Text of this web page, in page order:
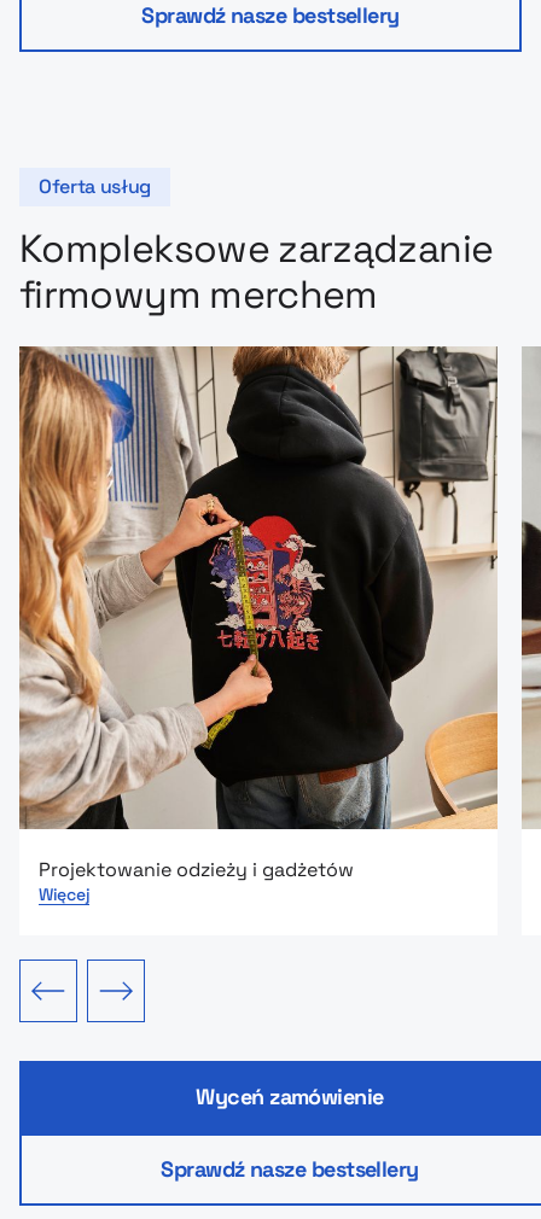
Sprawdź nasze bestsellery
Oferta usług
Kompleksowe zarządzanie
firmowym merchem
Projektowanie odzieży i gadżetów
Więcej
Wyceń zamówienie
Sprawdź nasze bestsellery